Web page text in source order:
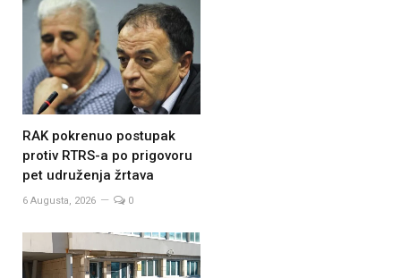
RAK pokrenuo postupak
protiv RTRS-a po prigovoru
pet udruženja žrtava
6 Augusta, 2026 0